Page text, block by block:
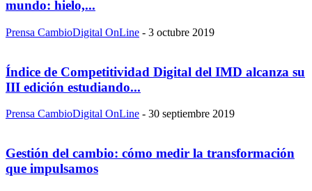
mundo: hielo,...
Prensa CambioDigital OnLine - 3 octubre 2019
Índice de Competitividad Digital del IMD alcanza su
III edición estudiando...
Prensa CambioDigital OnLine - 30 septiembre 2019
Gestión del cambio: cómo medir la transformación
que impulsamos